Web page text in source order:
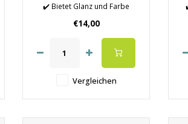
✔️ Bietet Glanz und Farbe
Gefühl
✔️ Parabenfrei
✔️ Naturprodukt
€14,00
Vergleichen